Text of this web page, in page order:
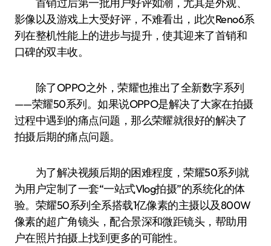
影像以及游戏上大受好评，不难看出，此次Reno6系
列在整机性能上的进步与提升，使其迎来了首销和
口碑的双丰收。
除了OPPO之外，荣耀也推出了全新数字系列
——荣耀50系列。如果说OPPO是解决了大家在拍摄
过程中遇到的痛点问题，那么荣耀就很好的解决了
拍摄后期的痛点问题。
为了解决视频后期的困难程度，荣耀50系列就
为用户定制了一套“一站式Vlog拍摄”的系统化的体
验。荣耀50系列全系搭载1亿像素的主摄以及800W
像素的超广角镜头，配合景深和微距镜头，帮助用
户在照片拍摄上找到更多的可能性。